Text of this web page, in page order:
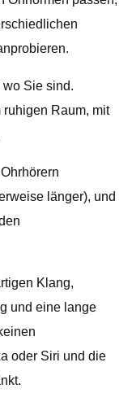
wo Sie sind.
Raum, mit
länger), und
Klang,
und eine lange
oder Siri und die